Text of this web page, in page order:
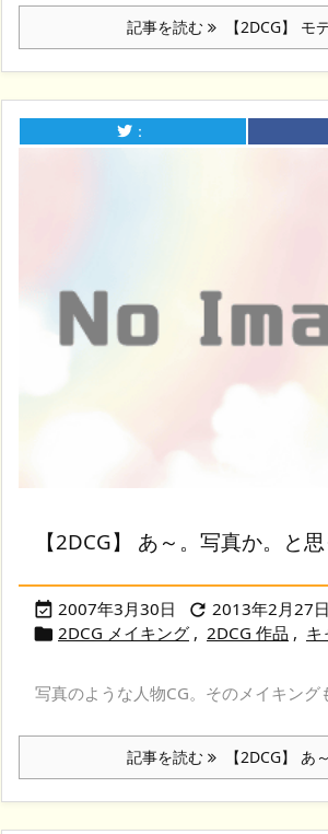
記事を読む 【2DCG】 モ
：
【2DCG】 あ～。写真か。と思
 2007年3月30日  2013年2月27日
 2DCG メイキング , 2DCG 作品 , キ
写真のような人物CG。そのメイキング
記事を読む 【2DCG】 あ